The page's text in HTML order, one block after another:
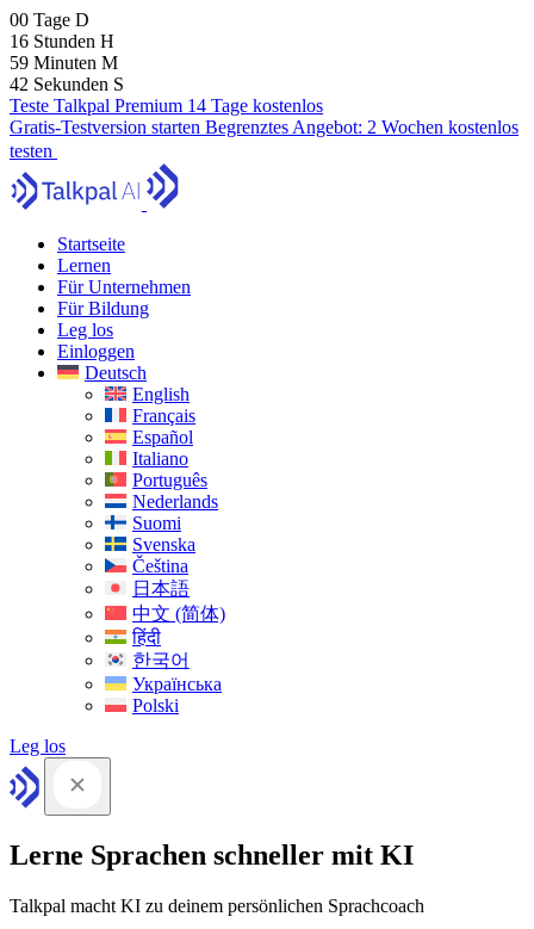
00 Tage D
16 Stunden H
59 Minuten M
41 Sekunden S
Teste Talkpal Premium 14 Tage kostenlos
Gratis-Testversion starten Begrenztes Angebot: 2 Wochen kostenlos
testen
Startseite
Lernen
Für Unternehmen
Für Bildung
Leg los
Einloggen
Deutsch
English
Français
Español
Italiano
Português
Nederlands
Suomi
Svenska
Čeština
日本語
中文 (简体)
हिंदी
한국어
Українська
Polski
Leg los
Lerne Sprachen schneller mit KI
Talkpal macht KI zu deinem persönlichen Sprachcoach